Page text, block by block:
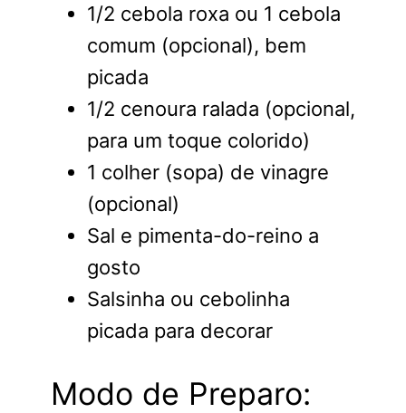
1/2 cebola roxa ou 1 cebola
comum (opcional), bem
picada
1/2 cenoura ralada (opcional,
para um toque colorido)
1 colher (sopa) de vinagre
(opcional)
Sal e pimenta-do-reino a
gosto
Salsinha ou cebolinha
picada para decorar
Modo de Preparo: